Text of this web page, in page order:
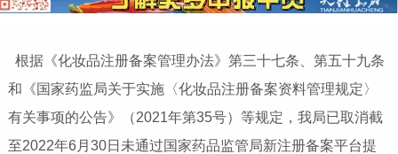
根据《化妆品注册备案管理办法》第三十七条、第五十九条
和《国家药监局关于实施〈化妆品注册备案资料管理规定〉
有关事项的公告》（2021年第35号）等规定，我局已取消截
至2022年6月30日未通过国家药品监管局新注册备案平台提